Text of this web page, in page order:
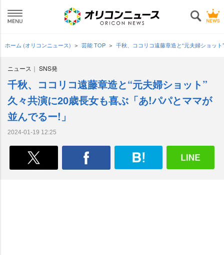
ホーム (オリコンニュース) 芸能 TOP 千秋、ココリコ遠藤章造と“元夫婦ショッ
ニュース SNS発
千秋、ココリコ遠藤章造と“元夫婦ショット”
久々共演に20歳長女も喜ぶ「あ!パパとママが
並んでるー!」
2024-01-19 12:25